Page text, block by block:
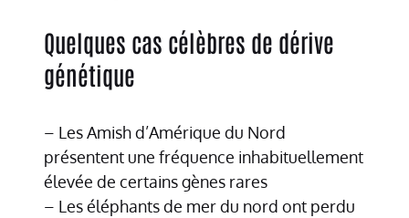
Quelques cas célèbres de dérive
génétique
– Les Amish d’Amérique du Nord
présentent une fréquence inhabituellement
élevée de certains gènes rares
– Les éléphants de mer du nord ont perdu